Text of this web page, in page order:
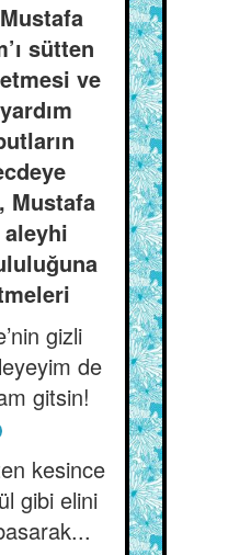
sütten
ve
Mustafa
gizli
de
gitsin!
kesince
gibi elini